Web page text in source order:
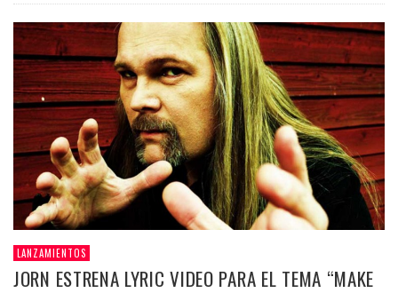
LANZAMIENTOS
JORN ESTRENA LYRIC VIDEO PARA EL TEMA “MAKE